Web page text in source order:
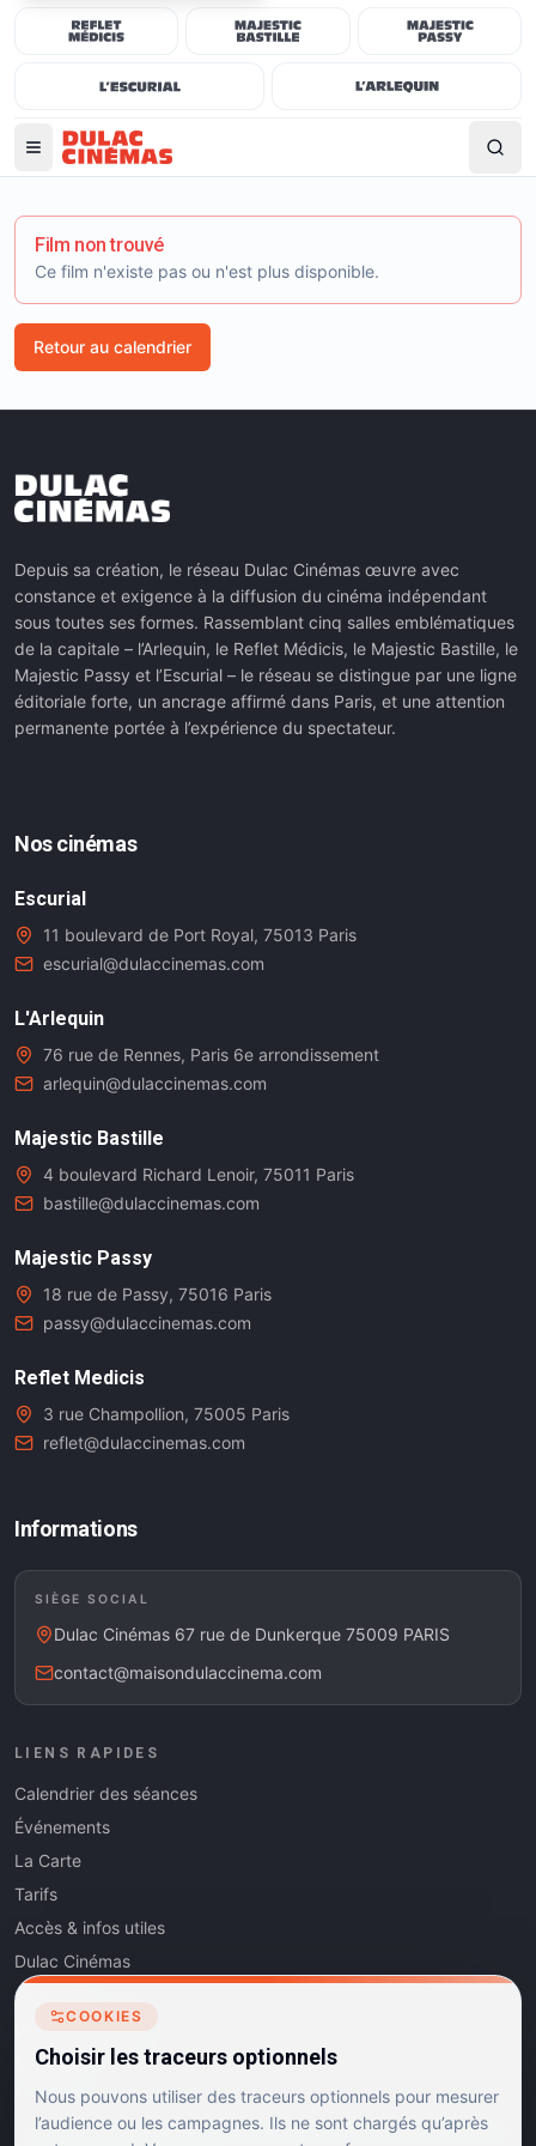
Film non trouvé
Ce film n'existe pas ou n'est plus disponible.
Retour au calendrier
Depuis sa création, le réseau Dulac Cinémas œuvre avec
constance et exigence à la diffusion du cinéma indépendant
sous toutes ses formes. Rassemblant cinq salles emblématiques
de la capitale – l’Arlequin, le Reflet Médicis, le Majestic Bastille, le
Majestic Passy et l’Escurial – le réseau se distingue par une ligne
éditoriale forte, un ancrage affirmé dans Paris, et une attention
permanente portée à l’expérience du spectateur.
Nos cinémas
Escurial
11 boulevard de Port Royal, 75013 Paris
escurial@dulaccinemas.com
L'Arlequin
76 rue de Rennes, Paris 6e arrondissement
arlequin@dulaccinemas.com
Majestic Bastille
4 boulevard Richard Lenoir, 75011 Paris
bastille@dulaccinemas.com
Majestic Passy
18 rue de Passy, 75016 Paris
passy@dulaccinemas.com
Reflet Medicis
3 rue Champollion, 75005 Paris
reflet@dulaccinemas.com
Informations
SIÈGE SOCIAL
Dulac Cinémas 67 rue de Dunkerque 75009 PARIS
contact@maisondulaccinema.com
LIENS RAPIDES
Calendrier des séances
Événements
La Carte
Tarifs
Accès & infos utiles
Dulac Cinémas
Cinéma5
Les Dits de l'Art
Contact
COOKIES
Choisir les traceurs optionnels
Nous pouvons utiliser des traceurs optionnels pour mesurer
l’audience ou les campagnes. Ils ne sont chargés qu’après